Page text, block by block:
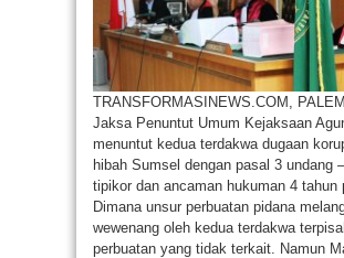
TRANSFORMASINEWS.COM,
Jaksa Penuntut Umum Kejaksaan
menuntut kedua terdakwa dugaan
hibah Sumsel dengan pasal 3 undang
tipikor dan ancaman hukuman 4 tahun
Dimana unsur perbuatan pidana
wewenang oleh kedua terdakwa
perbuatan yang tidak terkait. Namun